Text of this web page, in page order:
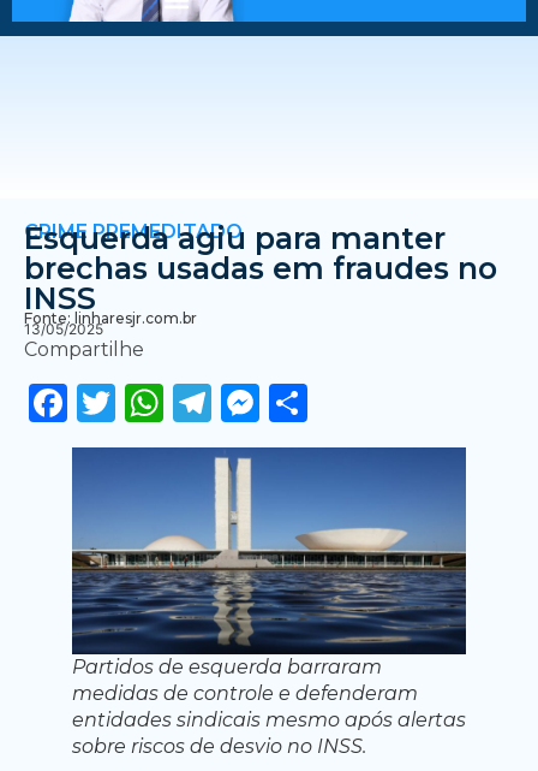
CRIME PREMEDITADO
Esquerda agiu para manter
brechas usadas em fraudes no
INSS
Fonte: linharesjr.com.br
13/05/2025
Compartilhe
Facebook
Twitter
WhatsApp
Telegram
Messenger
Partidos de esquerda barraram
medidas de controle e defenderam
entidades sindicais mesmo após alertas
sobre riscos de desvio no INSS.